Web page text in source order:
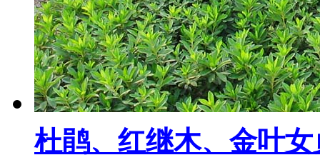
杜鹃、红继木、金叶